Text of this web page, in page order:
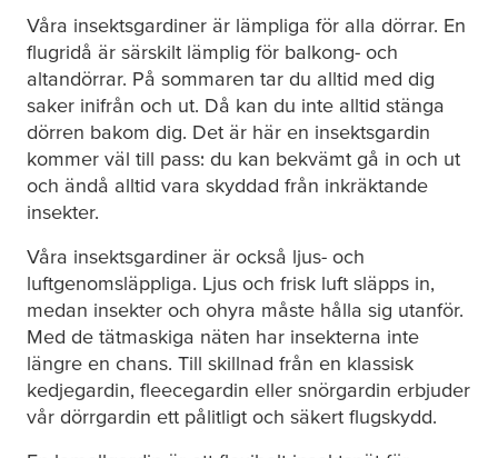
Våra insektsgardiner är lämpliga för alla dörrar. En
flugridå är särskilt lämplig för balkong- och
altandörrar. På sommaren tar du alltid med dig
saker inifrån och ut. Då kan du inte alltid stänga
dörren bakom dig. Det är här en insektsgardin
kommer väl till pass: du kan bekvämt gå in och ut
och ändå alltid vara skyddad från inkräktande
insekter.
Våra insektsgardiner är också ljus- och
luftgenomsläppliga. Ljus och frisk luft släpps in,
medan insekter och ohyra måste hålla sig utanför.
Med de tätmaskiga näten har insekterna inte
längre en chans. Till skillnad från en klassisk
kedjegardin, fleecegardin eller snörgardin erbjuder
vår dörrgardin ett pålitligt och säkert flugskydd.